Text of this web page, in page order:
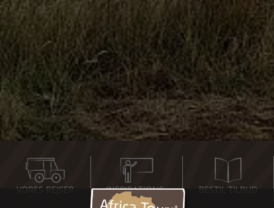
VORES REJSER
INSPIRATIONS-
MØDER
BESTIL TILBUD